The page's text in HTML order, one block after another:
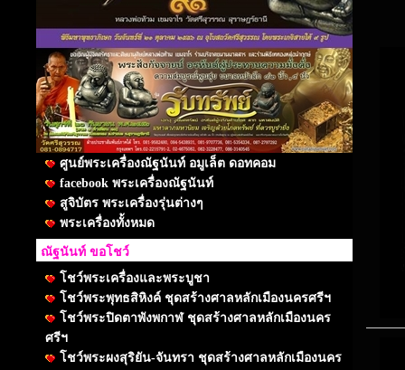
ศูนย์พระเครื่องณัฐนันท์ อมูเล็ต ดอทคอม
facebook พระเครื่องณัฐนันท์
สูจิบัตร พระเครื่องรุ่นต่างๆ
พระเครื่องทั้งหมด
ณัฐนันท์ ขอโชว์
โชว์พระเครื่องและพระบูชา
โชว์พระพุทธสิหิงค์ ชุดสร้างศาลหลักเมืองนครศรีฯ
โชว์พระปิดตาพังพกาฬ ชุดสร้างศาลหลักเมืองนคร
ศรีฯ
โชว์พระผงสุริยัน-จันทรา ชุดสร้างศาลหลักเมืองนคร